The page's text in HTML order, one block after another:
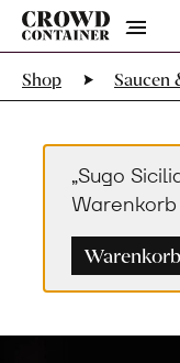
Menu
Shop Saucen
„Sugo